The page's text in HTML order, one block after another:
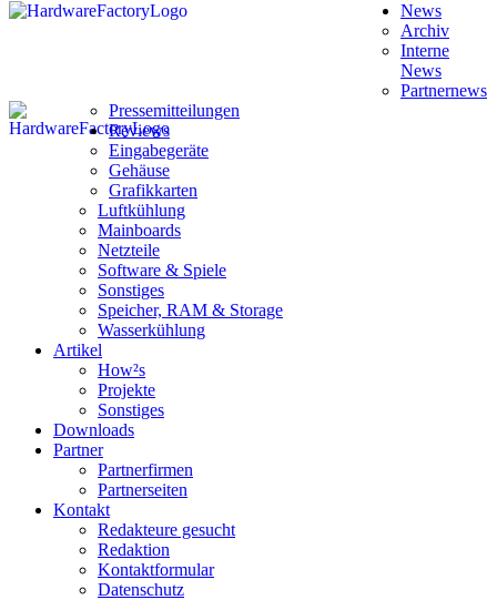
News
Archiv
Interne
News
Partnernews
Pressemitteilungen
Reviews
Eingabegeräte
Gehäuse
Grafikkarten
Luftkühlung
Mainboards
Netzteile
Software & Spiele
Sonstiges
Speicher, RAM & Storage
Wasserkühlung
Artikel
How²s
Projekte
Sonstiges
Downloads
Partner
Partnerfirmen
Partnerseiten
Kontakt
Redakteure gesucht
Redaktion
Kontaktformular
Datenschutz